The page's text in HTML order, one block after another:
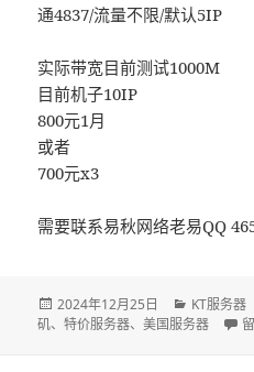
通4837/流量不限/默认5IP
实际带宽目前测试1000M
目前机子10IP
800元1月
或者
700元x3
需要联系易秋网络老易QQ
发
布
2024年12月25日
分
类
KT服务器
矶、特价服务器、美国服务器